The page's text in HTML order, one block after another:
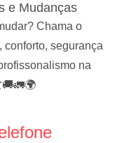
e Mudanças
Chama o
segurança
na